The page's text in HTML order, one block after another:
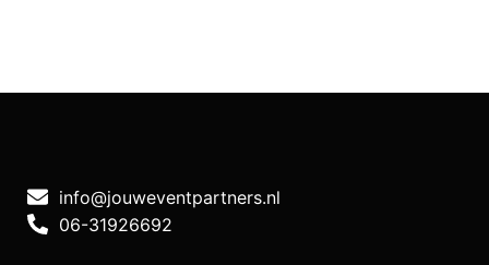
info@jouweventpartners.nl
06-31926692